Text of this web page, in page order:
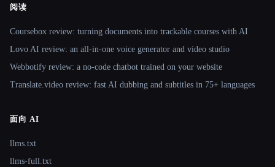
阅读
Coursebox review: turning documents into trackable courses with AI
Lovo AI review: an all-in-one voice generator and video studio
Webbotify review: a no-code chatbot trained on your website
Translate.video review: fast AI dubbing and subtitles in 75+ languages
面向 AI
llms.txt
llms-full.txt